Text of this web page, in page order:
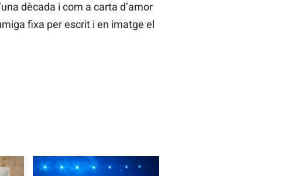
dècada i com a carta d’amor
fixa per escrit i en imatge el